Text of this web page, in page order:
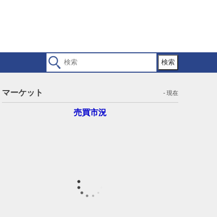
検索
マーケット - 現在
売買市況